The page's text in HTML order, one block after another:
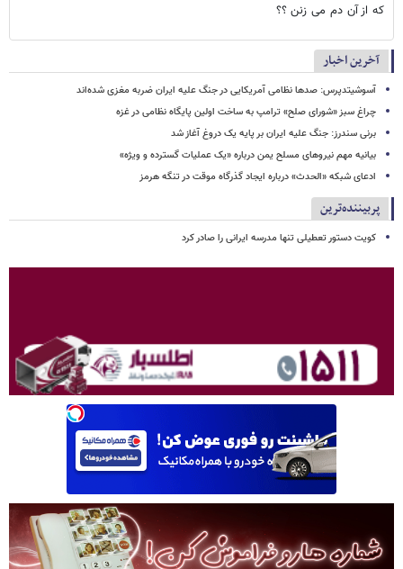
که از آن دم می زنن ؟؟
آخرین اخبار
آسوشیتدپرس: صدها نظامی آمریکایی در جنگ علیه ایران ضربه مغزی شده‌اند
چراغ سبز «شورای صلح» ترامپ به ساخت اولین پایگاه نظامی در غزه
برنی سندرز: جنگ علیه ایران بر پایه یک دروغ آغاز شد
بیانیه مهم نیروهای مسلح یمن درباره «یک عملیات گسترده و ویژه»
ادعای شبکه «الحدث» درباره ایجاد گذرگاه موقت در تنگه هرمز
پربیننده‌ترین
کویت دستور تعطیلی تنها مدرسه ایرانی را صادر کرد